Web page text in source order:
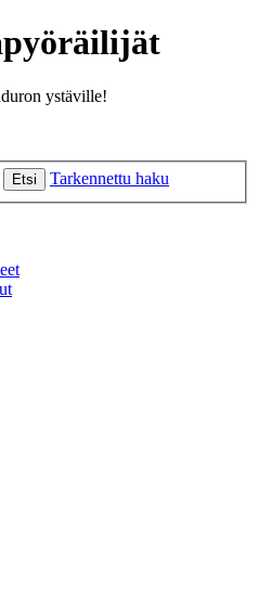
ystäville!
Etsi Tarkennettu haku